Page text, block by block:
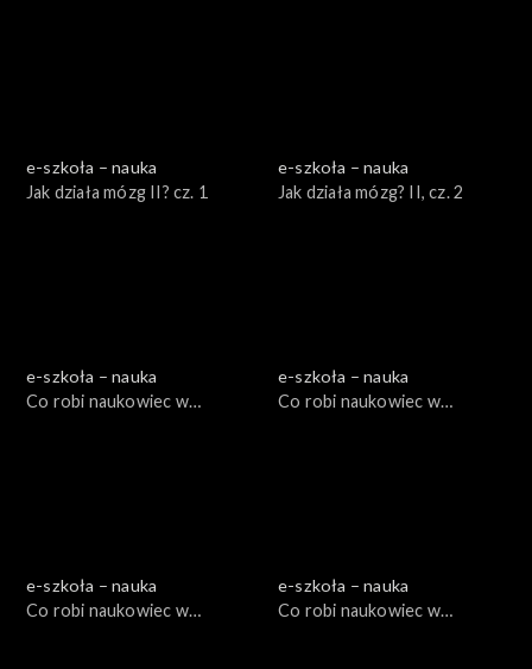
e-szkoła – nauka
Jak działa mózg II? cz. 1
e-szkoła – nauka
Jak działa mózg? II, cz. 2
e-szkoła – nauka
Co robi naukowiec w
e-szkoła – nauka
Co robi naukowiec w
e-szkoła – nauka
Co robi naukowiec w
e-szkoła – nauka
Co robi naukowiec w